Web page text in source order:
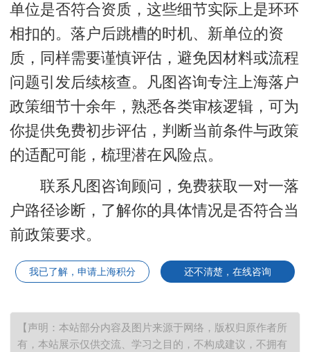
单位是否符合资质，这些细节实际上是环环
相扣的。落户后跳槽的时机、新单位的资
质，同样需要谨慎评估，避免因材料或流程
问题引发后续核查。凡图咨询专注上海落户
政策细节十余年，熟悉各类审核逻辑，可为
你提供免费初步评估，判断当前条件与政策
的适配可能，梳理潜在风险点。
联系凡图咨询顾问，免费获取一对一落
户路径诊断，了解你的具体情况是否符合当
前政策要求。
我已了解，申请上海积分 还不清楚，在线咨询
【声明：本站部分内容及图片来源于网络，版权归原作者所
有，本站展示仅供交流、学习之目的，不构成建议，不拥有